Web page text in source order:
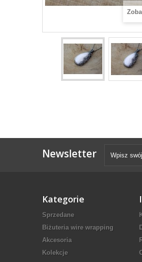
Newsletter
Kategorie
Sprzedane
Biżuteria wire wrapping
Akcesoria
Kolekcje